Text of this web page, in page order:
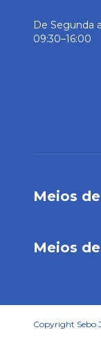
De Segunda
09:30–16:00
Meios
Meios
Copyright Sebo